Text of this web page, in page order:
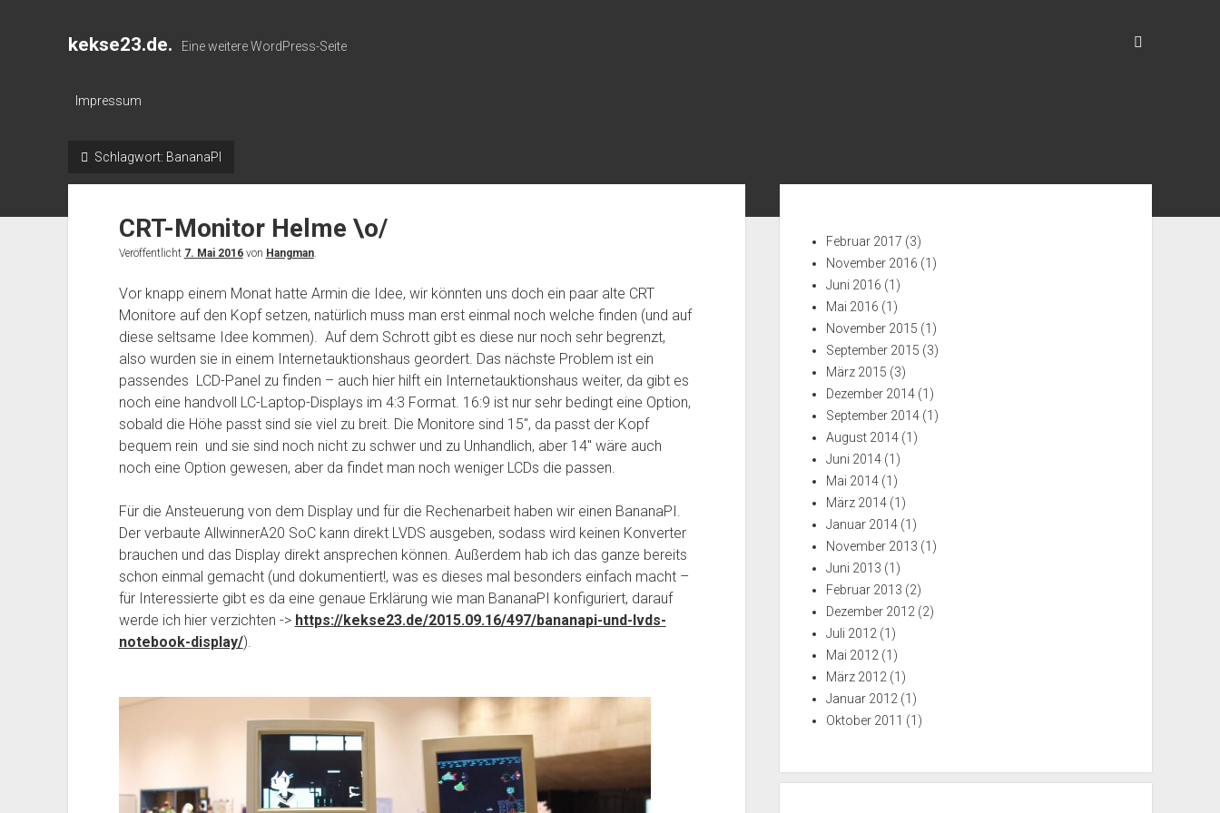
kekse23.de. Eine weitere WordPress-Seite
Impressum
Schlagwort: BananaPI
CRT-Monitor Helme \o/
Veröffentlicht 7. Mai 2016von Hangman.
Vor knapp einem Monat hatte Armin die Idee, wir könnten uns doch ein paar alte CRT
Monitore auf den Kopf setzen, natürlich muss man erst einmal noch welche finden (und auf
diese seltsame Idee kommen). Auf dem Schrott gibt es diese nur noch sehr begrenzt,
also wurden sie in einem Internetauktionshaus geordert. Das nächste Problem ist ein
passendes LCD-Panel zu finden – auch hier hilft ein Internetauktionshaus weiter, da gibt es
noch eine handvoll LC-Laptop-Displays im 4:3 Format. 16:9 ist nur sehr bedingt eine Option,
sobald die Höhe passt sind sie viel zu breit. Die Monitore sind 15″, da passt der Kopf
bequem rein und sie sind noch nicht zu schwer und zu Unhandlich, aber 14″ wäre auch
noch eine Option gewesen, aber da findet man noch weniger LCDs die passen.
Für die Ansteuerung von dem Display und für die Rechenarbeit haben wir einen BananaPI.
Der verbaute AllwinnerA20 SoC kann direkt LVDS ausgeben, sodass wird keinen Konverter
brauchen und das Display direkt ansprechen können. Außerdem hab ich das ganze bereits
schon einmal gemacht (und dokumentiert!, was es dieses mal besonders einfach macht –
für Interessierte gibt es da eine genaue Erklärung wie man BananaPI konfiguriert, darauf
werde ich hier verzichten -> https://kekse23.de/2015.09.16/497/bananapi-und-lvds-
notebook-display/).
Februar 2017 (3)
November 2016 (1)
Juni 2016 (1)
Mai 2016 (1)
November 2015 (1)
September 2015 (3)
März 2015 (3)
Dezember 2014 (1)
September 2014 (1)
August 2014 (1)
Juni 2014 (1)
Mai 2014 (1)
März 2014 (1)
Januar 2014 (1)
November 2013 (1)
Juni 2013 (1)
Februar 2013 (2)
Dezember 2012 (2)
Juli 2012 (1)
Mai 2012 (1)
März 2012 (1)
Januar 2012 (1)
Oktober 2011 (1)